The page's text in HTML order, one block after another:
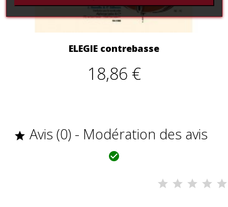
ELEGIE contrebasse
18,86 €
 Avis (0) - Modération des avis
